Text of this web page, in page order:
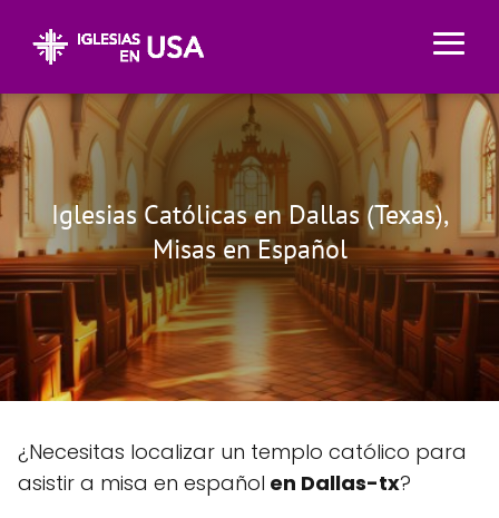
Iglesias Católicas en Dallas (Texas),
Misas en Español
¿Necesitas localizar un templo católico para
asistir a misa en español en Dallas-tx?